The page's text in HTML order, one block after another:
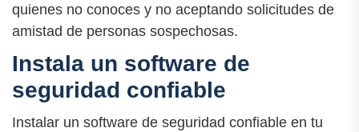
quienes no conoces y no aceptando solicitudes de
amistad de personas sospechosas.
Instala un software de
seguridad confiable
Instalar un software de seguridad confiable en tu